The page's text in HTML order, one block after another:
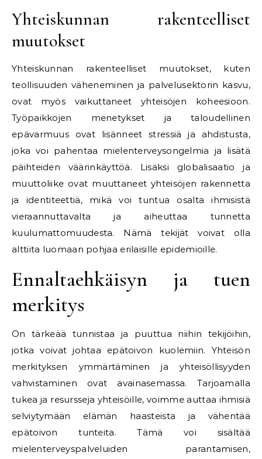
Yhteiskunnan rakenteelliset
muutokset
Yhteiskunnan rakenteelliset muutokset, kuten
teollisuuden väheneminen ja palvelusektorin kasvu,
ovat myös vaikuttaneet yhteisöjen koheesioon.
Työpaikkojen menetykset ja taloudellinen
epävarmuus ovat lisänneet stressiä ja ahdistusta,
joka voi pahentaa mielenterveysongelmia ja lisätä
päihteiden väärinkäyttöä. Lisäksi globalisaatio ja
muuttoliike ovat muuttaneet yhteisöjen rakennetta
ja identiteettiä, mikä voi tuntua osalta ihmisistä
vieraannuttavalta ja aiheuttaa tunnetta
kuulumattomuudesta. Nämä tekijät voivat olla
alttiita luomaan pohjaa erilaisille epidemioille.
Ennaltaehkäisyn ja tuen
merkitys
On tärkeää tunnistaa ja puuttua niihin tekijöihin,
jotka voivat johtaa epätoivon kuolemiin. Yhteisön
merkityksen ymmärtäminen ja yhteisöllisyyden
vahvistaminen ovat avainasemassa. Tarjoamalla
tukea ja resursseja yhteisöille, voimme auttaa ihmisiä
selviytymään elämän haasteista ja vähentää
epätoivon tunteita. Tämä voi sisältää
mielenterveyspalveluiden parantamisen,